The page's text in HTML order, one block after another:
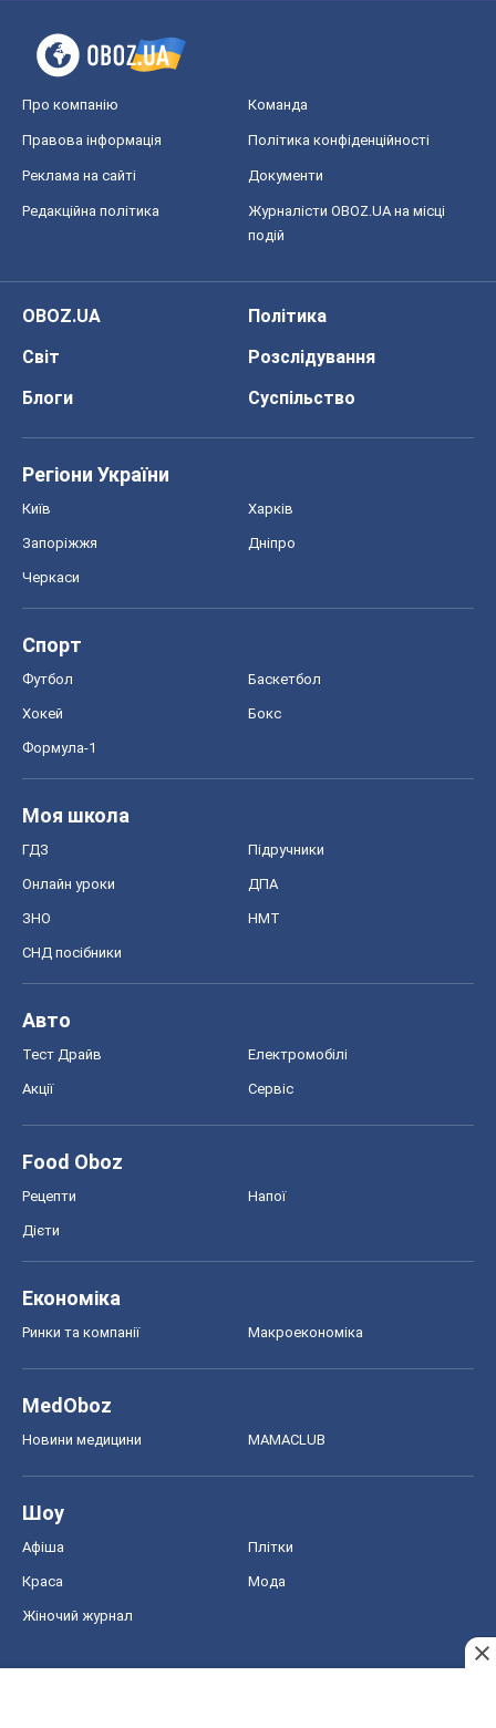
Про компанію Команда
Правова інформація Політика конфіденційності
Реклама на сайті Документи
Редакційна політика
Журналісти OBOZ.UA на місці
подій
OBOZ.UA
Політика
Світ
Розслідування
Блоги
Суспільство
Регіони України
Київ Харків
Запоріжжя Дніпро
Черкаси
Спорт
Футбол Баскетбол
Хокей Бокс
Формула-1
Моя школа
ГДЗ Підручники
Онлайн уроки ДПА
ЗНО НМТ
СНД посібники
Авто
Тест Драйв Електромобілі
Акції Сервіс
Food Oboz
Рецепти Напої
Дієти
Економіка
Ринки та компанії Макроекономіка
MedOboz
Новини медицини MAMACLUB
Шоу
Афіша Плітки
Краса Мода
Жіночий журнал